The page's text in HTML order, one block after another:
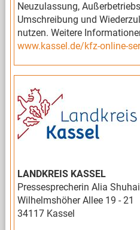
Neuzulassung,
Umschreibung und
nutzen. Weitere
www.kassel.de/kfz-online-
LANDKREIS KASSEL
Pressesprecherin Alia
Wilhelmshöher Allee 19 - 21
34117 Kassel